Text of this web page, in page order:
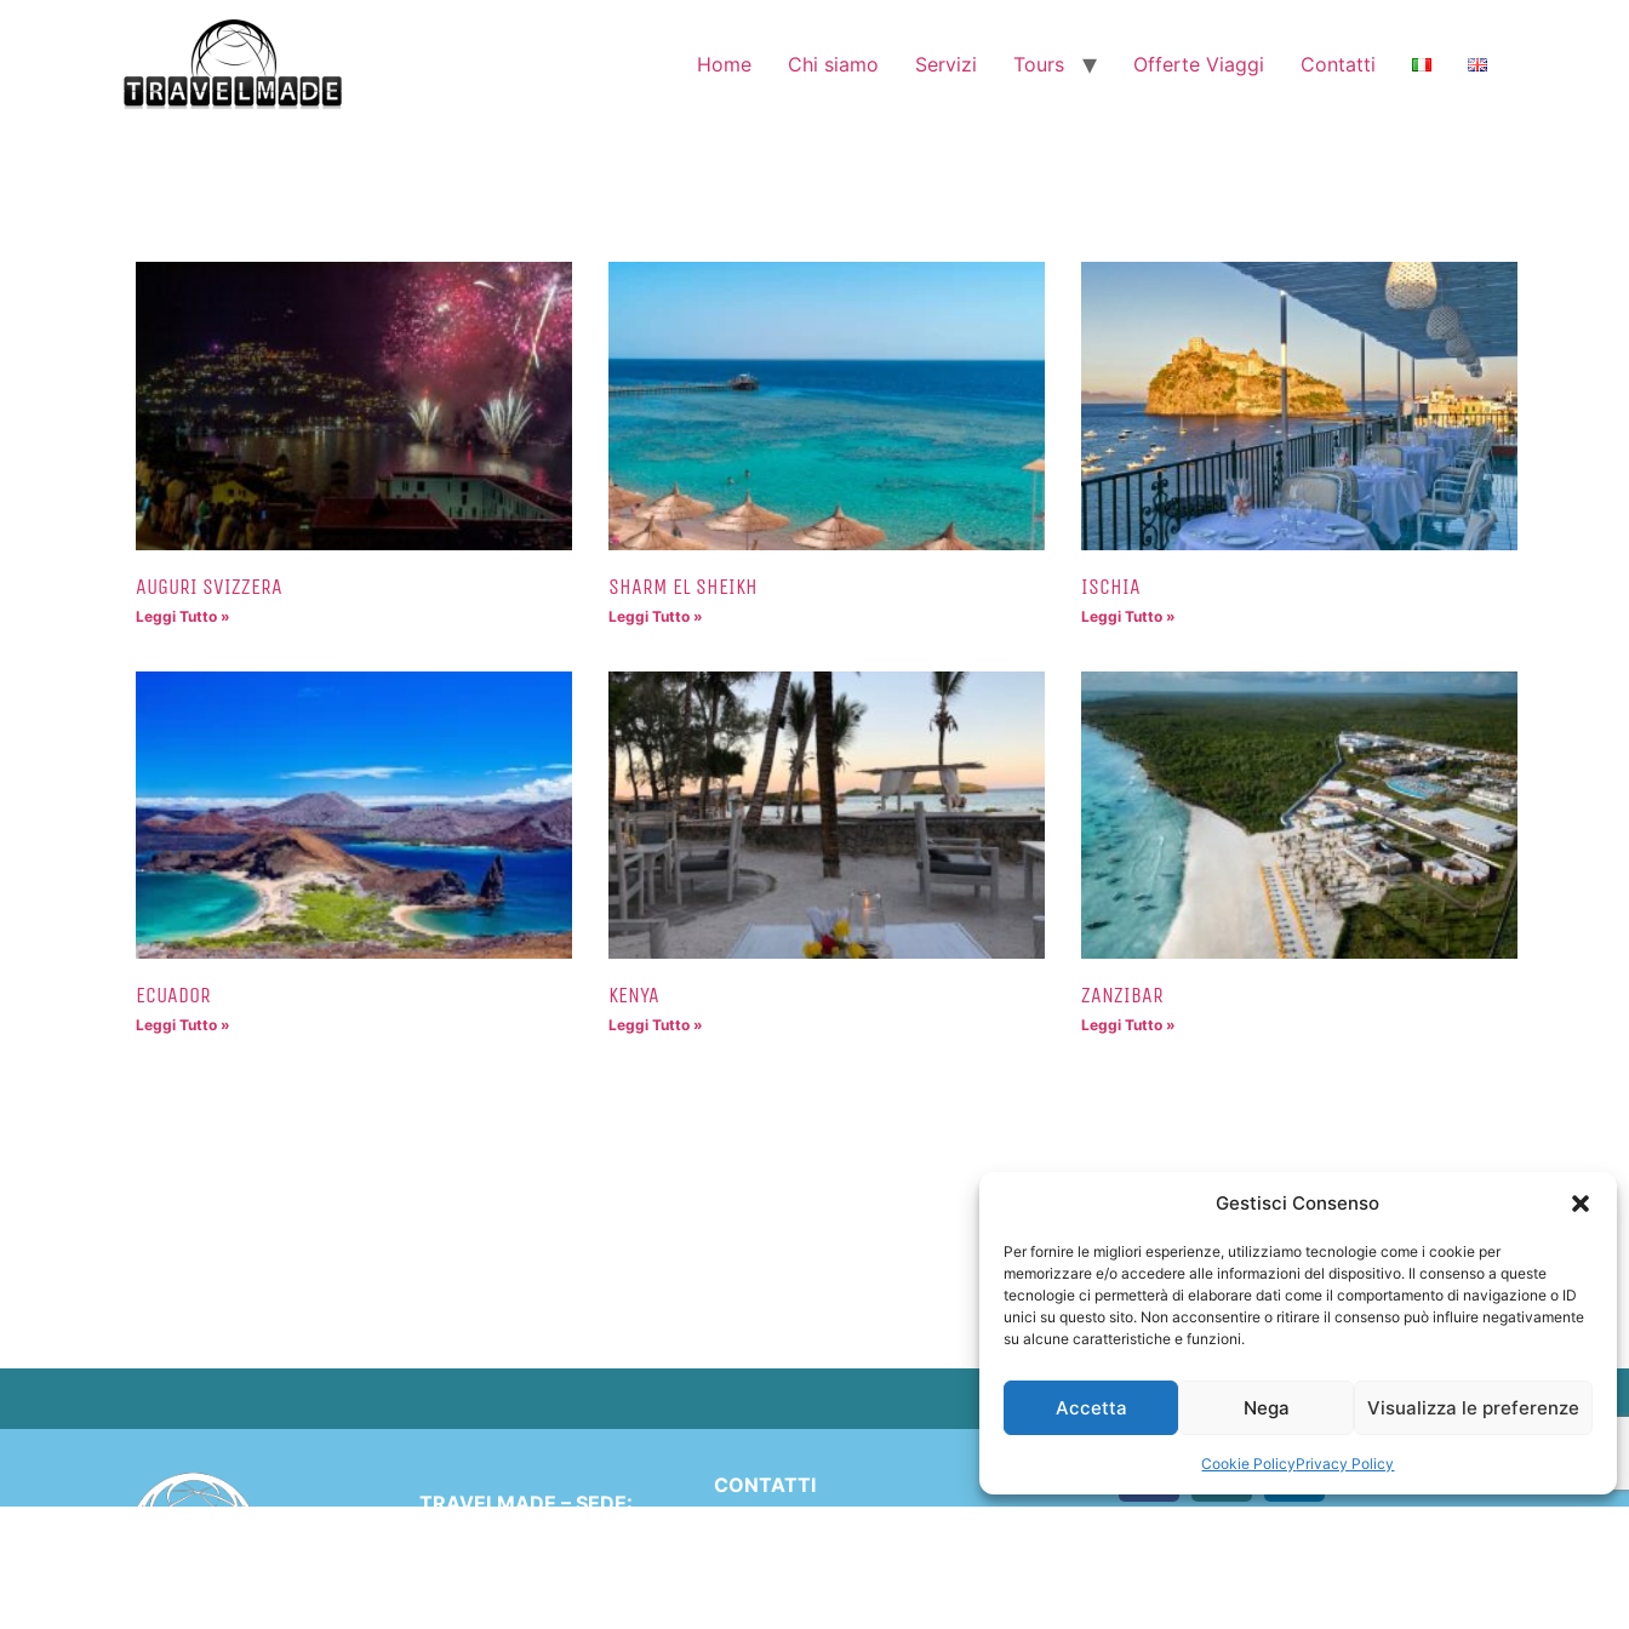
Gestisci Consenso
Per fornire le migliori esperienze, utilizziamo tecnologie come i cookie per
memorizzare e/o accedere alle informazioni del dispositivo. Il consenso a queste
tecnologie ci permetterà di elaborare dati come il comportamento di navigazione o ID
unici su questo sito. Non acconsentire o ritirare il consenso può influire negativamente
su alcune caratteristiche e funzioni.
Accetta Nega Visualizza le preferenze
Cookie PolicyPrivacy Policy
Home Chi siamo Servizi Tours Offerte Viaggi Contatti
AUGURI SVIZZERA
Leggi Tutto »
SHARM EL SHEIKH
Leggi Tutto »
ISCHIA
Leggi Tutto »
ECUADOR
Leggi Tutto »
KENYA
Leggi Tutto »
ZANZIBAR
Leggi Tutto »
TRAVELMADE – SEDE:
CONTATTI
+41 91 2207618